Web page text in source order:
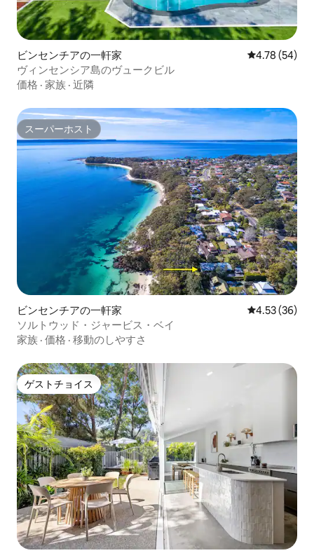
ビンセンチアの一軒家 レビュー54
4.78 (54)
ヴィンセンシア島のヴュークビル
価格 · 家族 · 近隣
スーパーホスト
スーパーホスト
ビンセンチアの一軒家 レビュー36
4.53 (36)
ソルトウッド・ジャービス・ベイ
家族 · 価格 · 移動のしやすさ
ゲストチョイス
ゲストチョイス